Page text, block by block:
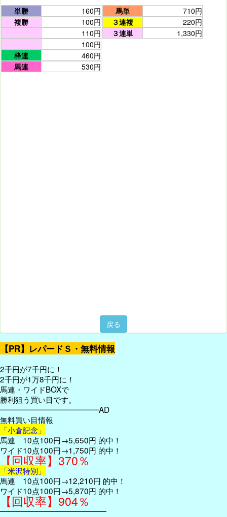
単勝
160円
複勝
100円
110円
100円
枠連
460円
馬連
530円
馬単
710円
３連複
220円
３連単
1,330円
戻る
【PR】レパードＳ・無料情報
2千円が7千円に！
2千円が1万8千円に！
馬連・ワイドBOXで
勝利狙う買い目です。
━━━━━━━━━━━━━AD
無料買い目情報
「小倉記念」
馬連 10点100円→5,650円 的中！
ワイド10点100円→1,750円 的中！
【回収率】370％
「米沢特別」
馬連 10点100円→12,210円 的中！
ワイド10点100円→5,870円 的中！
【回収率】904％
━━━━━━━━━━━━━━